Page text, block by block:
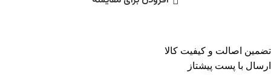
تضمین اصالت و کیفیت کالا
ارسال با پست پیشتاز